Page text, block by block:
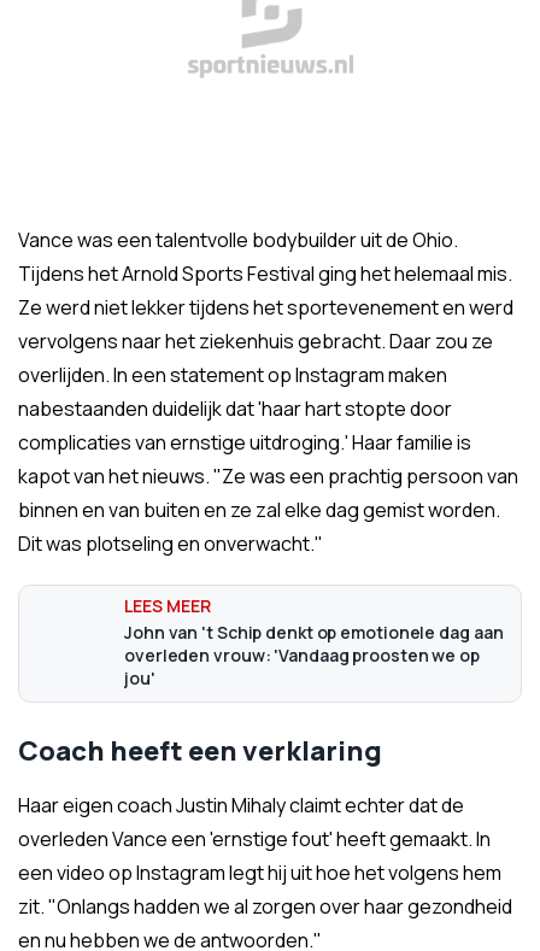
Vance was een talentvolle bodybuilder uit de Ohio.
Tijdens het Arnold Sports Festival ging het helemaal mis.
Ze werd niet lekker tijdens het sportevenement en werd
vervolgens naar het ziekenhuis gebracht. Daar zou ze
overlijden. In een statement op Instagram maken
nabestaanden duidelijk dat 'haar hart stopte door
complicaties van ernstige uitdroging.' Haar familie is
kapot van het nieuws. "Ze was een prachtig persoon van
binnen en van buiten en ze zal elke dag gemist worden.
Dit was plotseling en onverwacht."
John van 't Schip denkt op emotionele dag aan
overleden vrouw: 'Vandaag proosten we op
jou'
Coach heeft een verklaring
Haar eigen coach Justin Mihaly claimt echter dat de
overleden Vance een 'ernstige fout' heeft gemaakt. In
een video op Instagram legt hij uit hoe het volgens hem
zit. "Onlangs hadden we al zorgen over haar gezondheid
en nu hebben we de antwoorden."